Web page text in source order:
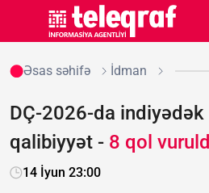
Əsas səhifə İdman
DÇ-2026-da indiyədək
qalibiyyət - 8 qol
14 İyun 23:00